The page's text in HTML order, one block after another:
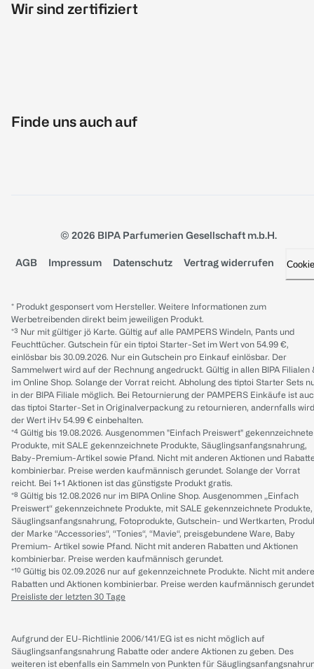
Wir sind zertifiziert
Finde uns auch auf
© 2026 BIPA Parfumerien Gesellschaft m.b.H.
AGB Impressum Datenschutz Vertrag widerrufen
* Produkt gesponsert vom Hersteller. Weitere Informationen zum
Werbetreibenden direkt beim jeweiligen Produkt.
*³ Nur mit gültiger jö Karte. Gültig auf alle PAMPERS Windeln, Pants und
Feuchttücher. Gutschein für ein tiptoi Starter-Set im Wert von 54.99 €,
einlösbar bis 30.09.2026. Nur ein Gutschein pro Einkauf einlösbar. Der
Sammelwert wird auf der Rechnung angedruckt. Gültig in allen BIPA Filialen
im Online Shop. Solange der Vorrat reicht. Abholung des tiptoi Starter Sets
in der BIPA Filiale möglich. Bei Retournierung der PAMPERS Einkäufe ist
das tiptoi Starter-Set in Originalverpackung zu retournieren, andernfalls wird
der Wert iHv 54.99 € einbehalten.
*⁴ Gültig bis 19.08.2026. Ausgenommen "Einfach Preiswert" gekennzeichnete
Produkte, mit SALE gekennzeichnete Produkte, Säuglingsanfangsnahrung,
Baby-Premium-Artikel sowie Pfand. Nicht mit anderen Aktionen und
kombinierbar. Preise werden kaufmännisch gerundet. Solange der Vorrat
reicht. Bei 1+1 Aktionen ist das günstigste Produkt gratis.
*⁸ Gültig bis 12.08.2026 nur im BIPA Online Shop. Ausgenommen „Einfach
Preiswert“ gekennzeichnete Produkte, mit SALE gekennzeichnete Produkte,
Säuglingsanfangsnahrung, Fotoprodukte, Gutschein- und Wertkarten,
der Marke “Accessories“, “Tonies“, “Mavie“, preisgebundene Ware, Baby
Premium- Artikel sowie Pfand. Nicht mit anderen Rabatten und Aktionen
kombinierbar. Preise werden kaufmännisch gerundet.
*¹⁰ Gültig bis 02.09.2026 nur auf gekennzeichnete Produkte. Nicht mit
Rabatten und Aktionen kombinierbar. Preise werden kaufmännisch
Preisliste der letzten 30 Tage
Aufgrund der EU-Richtlinie 2006/141/EG ist es nicht möglich auf
Säuglingsanfangsnahrung Rabatte oder andere Aktionen zu geben. Des
weiteren ist ebenfalls ein Sammeln von Punkten für